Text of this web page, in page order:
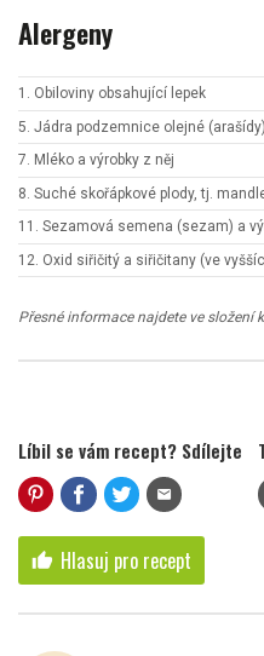
Alergeny
1. Obiloviny obsahující lepek
5. Jádra podzemnice olejné
7. Mléko a výrobky z něj
8. Suché skořápkové plody, tj.
11. Sezamová semena (sezam) a
12. Oxid siřičitý a siřičitany (ve
Přesné informace najdete ve složení
Líbil se vám recept? Sdílejte
mail
thumb_up Hlasuj pro recept